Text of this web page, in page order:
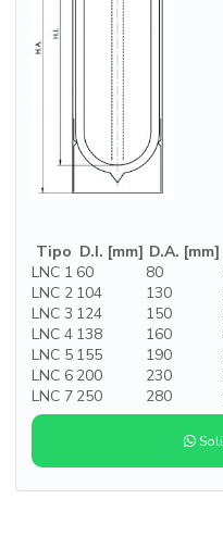
Tipo D.I. [mm] D.A. [mm]
LNC 1 60 80
LNC 2 104 130
LNC 3 124 150
LNC 4 138 160
LNC 5 155 190
LNC 6 200 230
LNC 7 250 280